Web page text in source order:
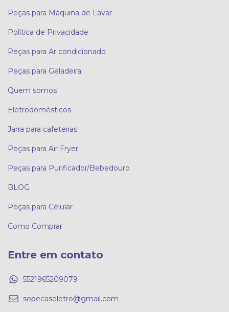
Peças para Máquina de Lavar
Política de Privacidade
Peças para Ar condicionado
Peças para Geladeira
Quem somos
Eletrodomésticos
Jarra para cafeteiras
Peças para Air Fryer
Peças para Purificador/Bebedouro
BLOG
Peças para Celular
Como Comprar
Entre em contato
5521965209079
sopecaseletro@gmail.com